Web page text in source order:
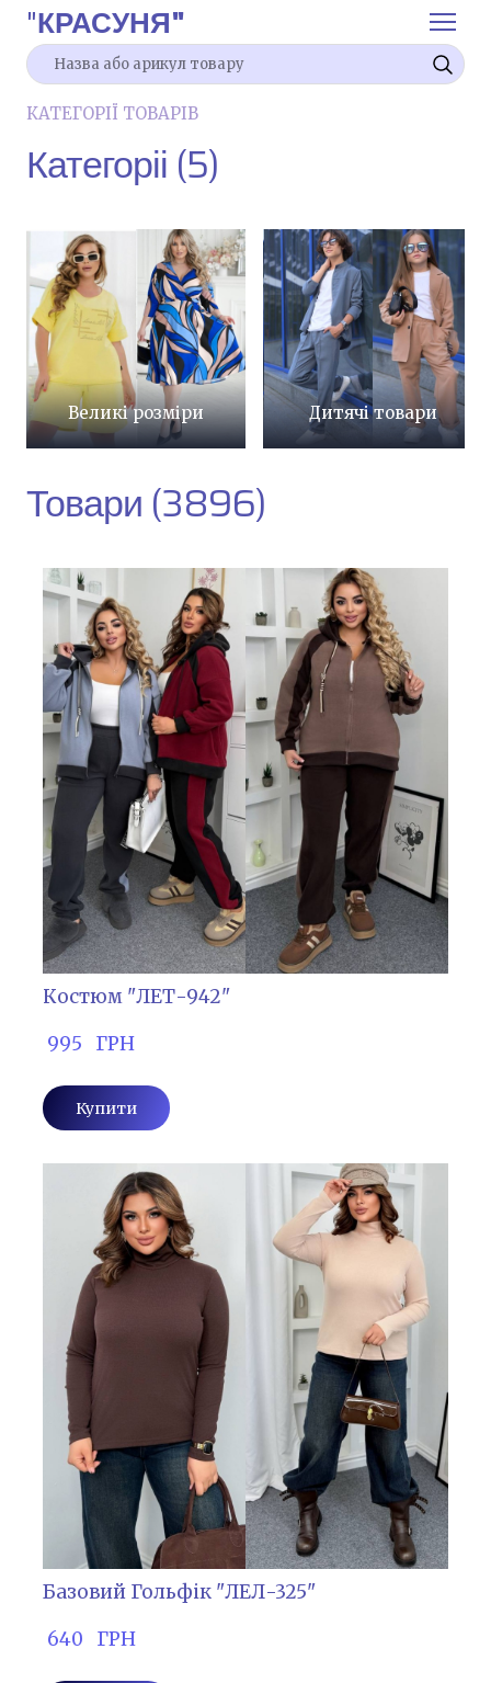
"КРАСУНЯ"
КАТЕГОРІЇ ТОВАРІВ
Категоріі (5)
Великі розміри Дитячі товари
Товари (3896)
Костюм "ЛЕТ-942"
995   ГРН
Купити
Базовий Гольфік "ЛЕЛ-325"
640   ГРН